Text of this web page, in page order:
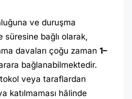
ve duruşma
süresine bağlı olarak,
davaları çoğu zaman 1–
bağlanabilmektedir.
veya taraflardan
katılmaması hâlinde